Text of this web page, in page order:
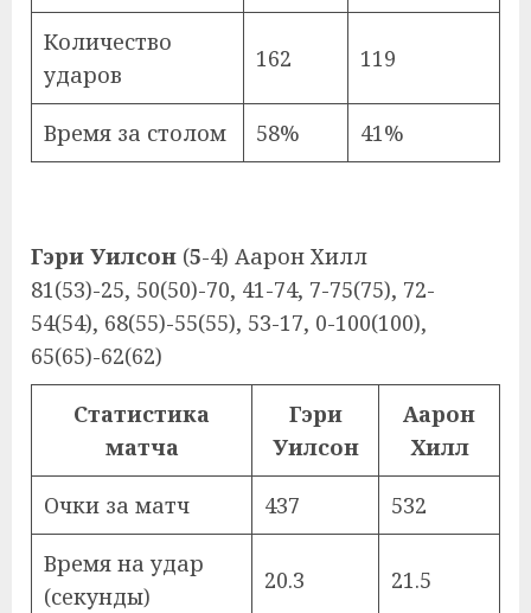
Количество
ударов
162 119
Время за столом 58% 41%
Гэри Уилсон (5-4) Аарон Хилл
81(53)-25, 50(50)-70, 41-74, 7-75(75), 72-
54(54), 68(55)-55(55), 53-17, 0-100(100),
65(65)-62(62)
Статистика
матча
Гэри
Уилсон
Аарон
Хилл
Очки за матч 437 532
Время на удар
(секунды)
20.3 21.5